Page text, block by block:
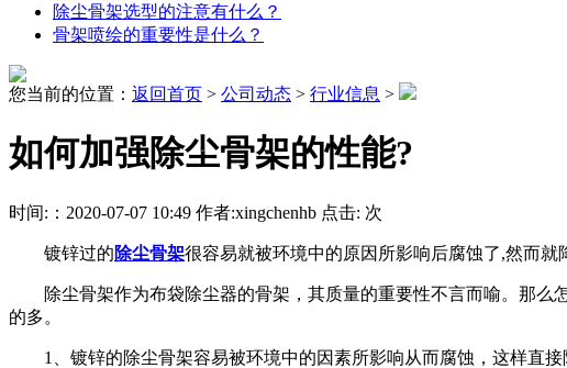
除尘骨架选型的注意有什么？
骨架喷绘的重要性是什么？
您当前的位置： 返回首页 > 公司动态 > 行业信息 >
如何加强除尘骨架的性能?
时间:：2020-07-07 10:49 作者:xingchenhb 点击: 次
镀锌过的除尘骨架很容易就被环境中的原因所影响后腐蚀了,然而
除尘骨架作为布袋除尘器的骨架，其质量的重要性不言而喻。那么
的多。
1、镀锌的除尘骨架容易被环境中的因素所影响从而腐蚀，这样直接